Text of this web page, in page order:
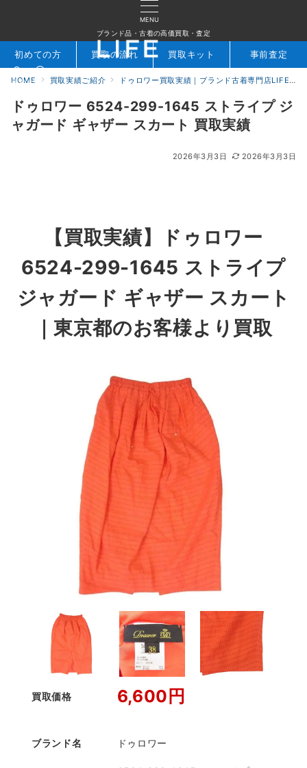
MENU
ブランド品・古着の高価買取・査定
検索 お問合せ
初めての方 買取の流れ 買取キット 事前査定
HOME 買取実績ご紹介 ドゥロワー買取実績｜ブランド古着専門店LIFE
ドゥロワー 6524-299-1645 ストライプ ジ
ャガード ギャザー スカート 買取実績
2026年3月3日 2026年3月3日
【買取実績】ドゥロワー
6524-299-1645 ストライプ
ジャガード ギャザー スカート
｜東京都のお客様より買取
買取価格 6,600円
ブランド名 ドゥロワー